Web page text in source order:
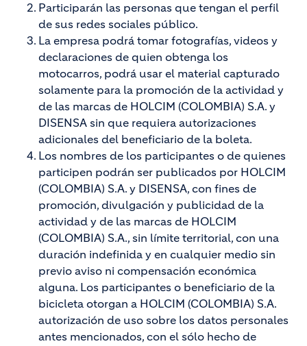
Participarán las personas que tengan el perfil
de sus redes sociales público.
La empresa podrá tomar fotografías, videos y
declaraciones de quien obtenga los
motocarros, podrá usar el material capturado
solamente para la promoción de la actividad y
de las marcas de HOLCIM (COLOMBIA) S.A. y
DISENSA sin que requiera autorizaciones
adicionales del beneficiario de la boleta.
Los nombres de los participantes o de quienes
participen podrán ser publicados por HOLCIM
(COLOMBIA) S.A. y DISENSA, con fines de
promoción, divulgación y publicidad de la
actividad y de las marcas de HOLCIM
(COLOMBIA) S.A., sin límite territorial, con una
duración indefinida y en cualquier medio sin
previo aviso ni compensación económica
alguna. Los participantes o beneficiario de la
bicicleta otorgan a HOLCIM (COLOMBIA) S.A.
autorización de uso sobre los datos personales
antes mencionados, con el sólo hecho de